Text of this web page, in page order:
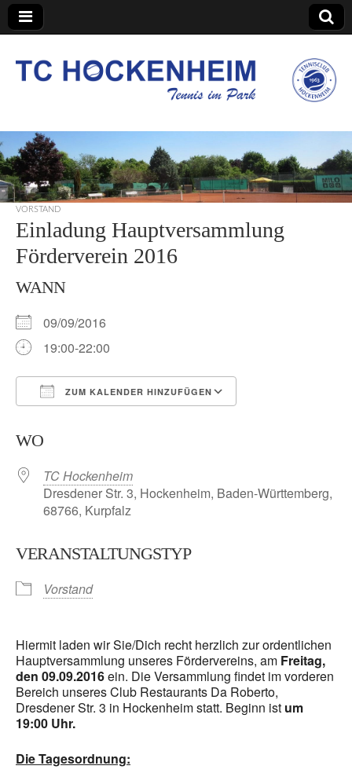
TC Hockenheim
VORSTAND
Einladung Hauptversammlung
Förderverein 2016
WANN
09/09/2016
19:00-22:00
ZUM KALENDER HINZUFÜGEN
WO
TC Hockenheim
Dresdener Str. 3, Hockenheim, Baden-Württemberg,
68766, Kurpfalz
VERANSTALTUNGSTYP
Vorstand
Hiermit laden wir Sie/Dich recht herzlich zur ordentlichen
Hauptversammlung unseres Fördervereins, am Freitag,
den 09.09.2016ein. Die Versammlung findet im vorderen
Bereich unseres Club Restaurants Da Roberto,
Dresdener Str. 3 in Hockenheim statt. Beginn ist um
19:00 Uhr.
Die Tagesordnung: